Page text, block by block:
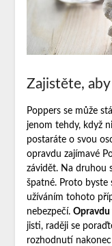
Zajistěte,
Poppers se může
jenom tehdy, když
postaráte o svou
opravdu zajímavé
závidět. Na druhou
špatné. Proto byste
užíváním tohoto
nebezpečí. Opravdu
jisti, raději se
rozhodnutí